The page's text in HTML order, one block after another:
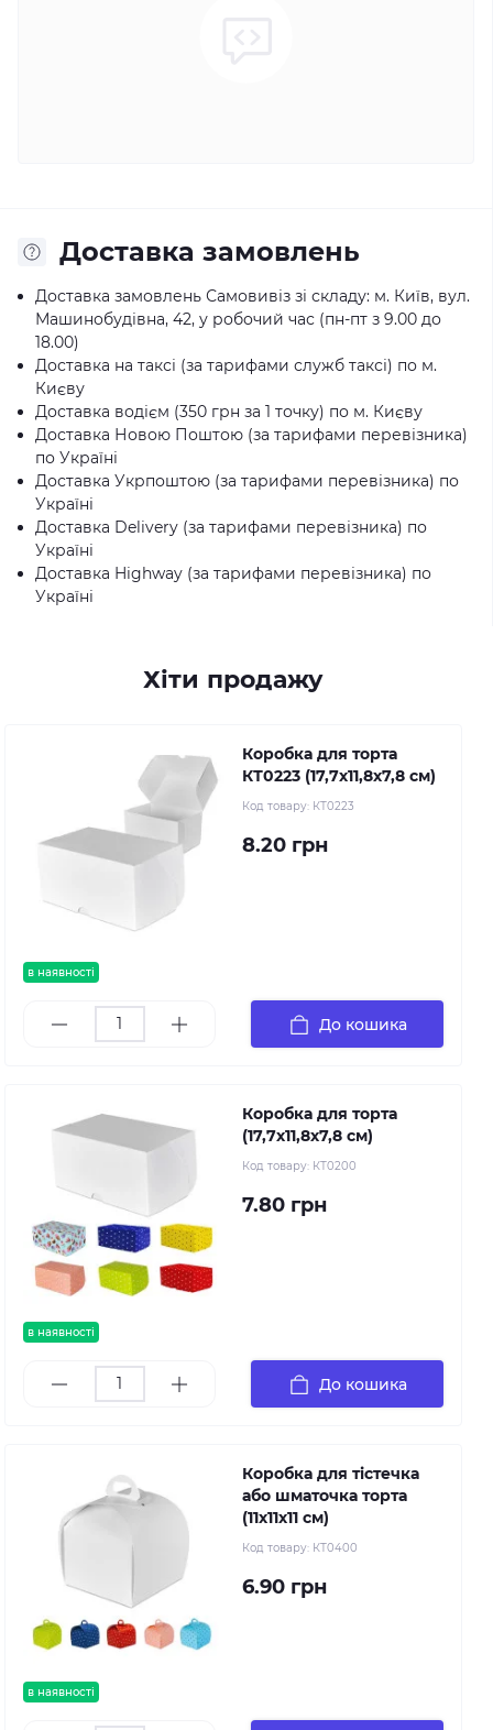
Доставка замовлень
Доставка замовлень Самовивіз зі складу: м. Київ, вул.
Машинобудівна, 42, у робочий час (пн-пт з 9.00 до
18.00)
Доставка на таксі (за тарифами служб таксі) по м.
Києву
Доставка водієм (350 грн за 1 точку) по м. Києву
Доставка Новою Поштою (за тарифами перевізника)
по Україні
Доставка Укрпоштою (за тарифами перевізника) по
Україні
Доставка Delivery (за тарифами перевізника) по
Україні
Доставка Highway (за тарифами перевізника) по
Україні
Хіти продажу
в наявності
Коробка для торта
КТ0223 (17,7х11,8х7,8 см)
Код товару: КТ0223
8.20 грн
До кошика
в наявності
Коробка для торта
(17,7х11,8х7,8 см)
Код товару: КТ0200
7.80 грн
До кошика
в наявності
Коробка для тістечка
або шматочка торта
(11х11х11 см)
Код товару: КТ0400
6.90 грн